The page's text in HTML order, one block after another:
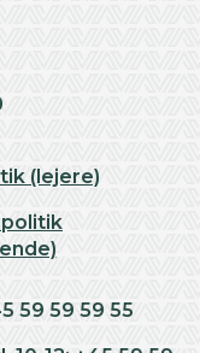
(lejere)
59 59 59 55